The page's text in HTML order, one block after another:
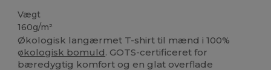
Vægt
160g/m²
Økologisk langærmet T-shirt til mænd i 100%
økologisk bomuld. GOTS-certificeret for
bæredygtig komfort og en glat overflade